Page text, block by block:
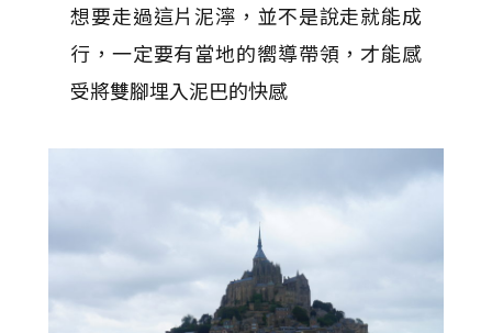
想要走過這片泥濘，並不是說走就能成
行，一定要有當地的嚮導帶領，才能感
受將雙腳埋入泥巴的快感